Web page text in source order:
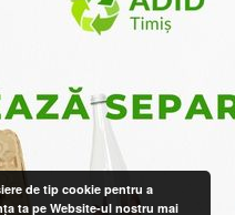
de tip cookie pentru a
ta pe Website-ul nostrumai